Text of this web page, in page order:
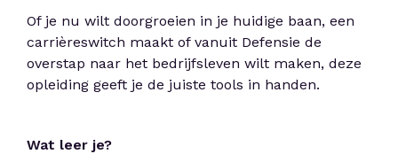
Of je nu wilt doorgroeien in je huidige baan, een
carrièreswitch maakt of vanuit Defensie de
overstap naar het bedrijfsleven wilt maken, deze
opleiding geeft je de juiste tools in handen.
Wat leer je?